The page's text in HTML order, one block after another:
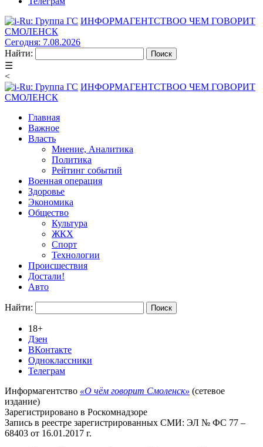
ИНФОРМАГЕНТСТВОО ЧЕМ ГОВОРИТ
СМОЛЕНСК
Сегодня: 7.08.2026
Найти:
☰
<
ИНФОРМАГЕНТСТВОО ЧЕМ ГОВОРИТ
СМОЛЕНСК
Главная
Важное
Власть
Мнение, Аналитика
Политика
Рейтинг событий
Военная операция
Здоровье
Экономика
Общество
Культура
ЖКХ
Спорт
Технологии
Происшествия
Достали!
Авто
Найти:
18+
Дзен
ВКонтакте
Одноклассники
Телеграм
Информагентство «О чём говорит Смоленск» (сетевое
издание)
Зарегистрировано в Роскомнадзоре
Запись в реестре зарегистрированных СМИ: ЭЛ № ФС 77 –
68403 от 16.01.2017 г.